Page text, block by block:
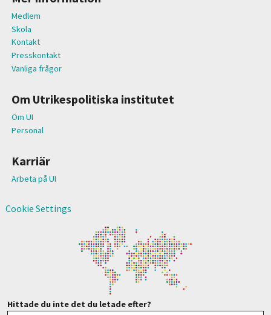
Medlem
Skola
Kontakt
Presskontakt
Vanliga frågor
Om Utrikespolitiska institutet
Om UI
Personal
Karriär
Arbeta på UI
Cookie Settings
Hittade du inte det du letade efter?